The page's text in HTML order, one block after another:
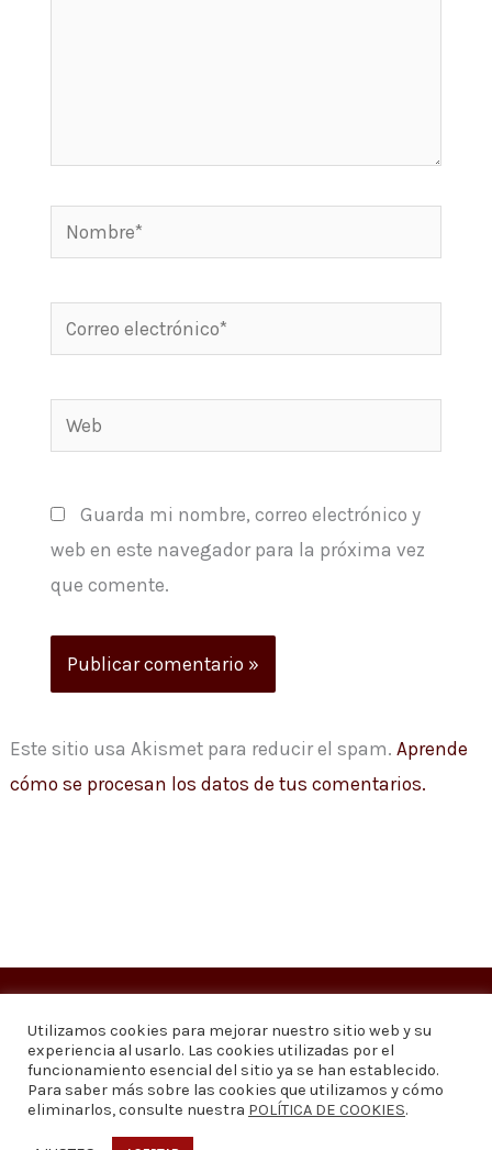
Nombre*
Correo
electrónico*
Web
Guarda mi nombre, correo electrónico y
web en este navegador para la próxima vez
que comente.
Este sitio usa Akismet para reducir el spam. Aprende
cómo se procesan los datos de tus comentarios.
Copyright © 2026Visión 20/20 Noticias
Visión 20/20 Noticias - Edición 1.095
Contáctenos
Quiénes somos
Utilizamos cookies para mejorar nuestro sitio web y su
experiencia al usarlo. Las cookies utilizadas por el
funcionamiento esencial del sitio ya se han establecido.
Para saber más sobre las cookies que utilizamos y cómo
eliminarlos, consulte nuestra POLÍTICA DE COOKIES.